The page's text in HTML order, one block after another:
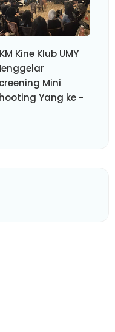
Kine Klub UMY
Mini
Yang ke -